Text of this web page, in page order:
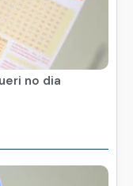
no dia